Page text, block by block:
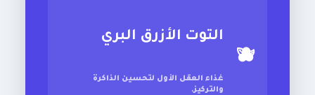
🫐
التوت الأزرق البري
غذاء العقل الأول لتحسين الذاكرة
والتركيز.